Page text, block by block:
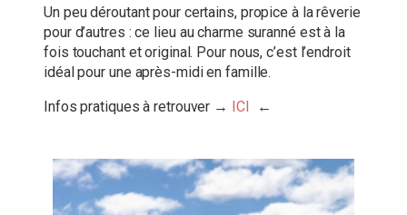
Un peu déroutant pour certains, propice à la rêverie
pour d’autres : ce lieu au charme suranné est à la
fois touchant et original. Pour nous, c’est l’endroit
idéal pour une après-midi en famille.
Infos pratiques à retrouver → ICI ←